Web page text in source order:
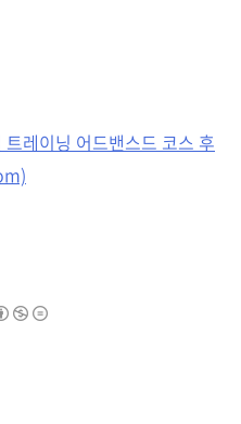
레이닝 어드밴스드 코스 후